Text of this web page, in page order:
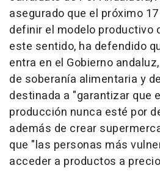
asegurado que el próximo
definir el modelo productivo
este sentido, ha defendido
entra en el Gobierno
de soberanía alimentaria y
destinada a "garantizar que
producción nunca esté por
además de crear
que "las personas más
acceder a productos a